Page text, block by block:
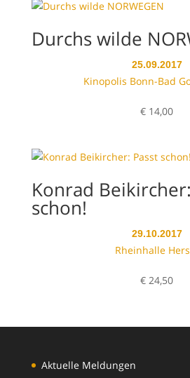
Durchs wilde
25.09.2017
Kinopolis Bonn-Bad
€ 14,00
Konrad
schon!
29.10.2017
Rheinhalle
€ 24,50
Aktuelle Meldungen